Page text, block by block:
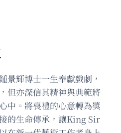
景輝博士一生奉獻戲劇，
但亦深信其精神與典範將
中。將喪禮的心意轉為獎
的生命傳承，讓King Sir